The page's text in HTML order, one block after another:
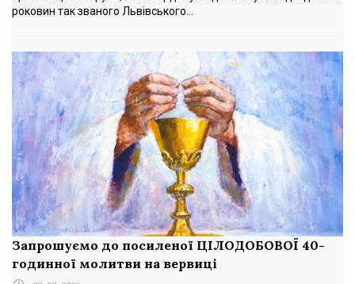
роковин так званого Львівського...
Запрошуємо до посиленої ЦІЛОДОБОВОЇ 40-
годинної молитви на вервиці